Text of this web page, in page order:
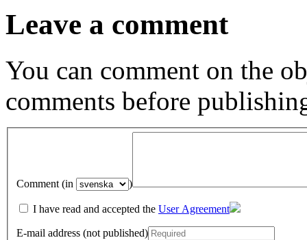
Leave a comment
You can comment on the
comments before
Comment (in )
I have read and accepted the User Agreement
E-mail address (not published)